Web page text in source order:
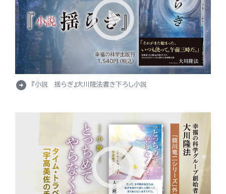
arrow_circle_right 『小説 揺らぎ』大川隆法書き下ろし小説